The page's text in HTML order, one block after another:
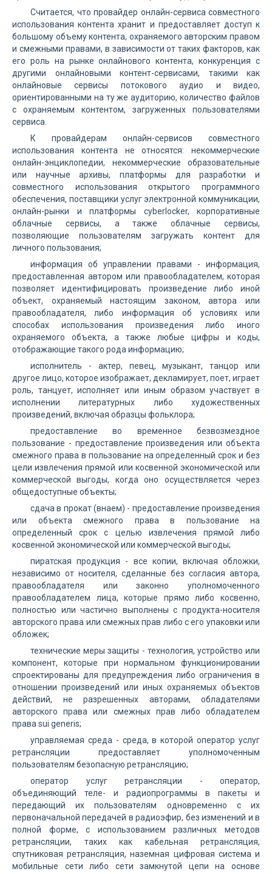
Считается, что провайдер онлайн-сервиса совместного
использования контента хранит и предоставляет доступ к
большому объему контента, охраняемого авторским правом
и смежными правами, в зависимости от таких факторов, как
его роль на рынке онлайнового контента, конкуренция с
другими онлайновыми контент-сервисами, такими как
онлайновые сервисы потокового аудио и видео,
ориентированными на ту же аудиторию, количество файлов
с охраняемым контентом, загруженных пользователями
сервиса.
К провайдерам онлайн-сервисов совместного
использования контента не относятся: некоммерческие
онлайн-энциклопедии, некоммерческие образовательные
или научные архивы, платформы для разработки и
совместного использования открытого программного
обеспечения, поставщики услуг электронной коммуникации,
онлайн-рынки и платформы cyberlocker, корпоративные
облачные сервисы, а также облачные сервисы,
позволяющие пользователям загружать контент для
личного пользования;
информация об управлении правами - информация,
предоставленная автором или правообладателем, которая
позволяет идентифицировать произведение либо иной
объект, охраняемый настоящим законом, автора или
правообладателя, либо информация об условиях или
способах использования произведения либо иного
охраняемого объекта, а также любые цифры и коды,
отображающие такого рода информацию;
исполнитель - актер, певец, музыкант, танцор или
другое лицо, которое изображает, декламирует, поет, играет
роль, танцует, исполняет или иным образом участвует в
исполнении литературных либо художественных
произведений, включая образцы фольклора;
предоставление во временное безвозмездное
пользование - предоставление произведения или объекта
смежного права в пользование на определенный срок и без
цели извлечения прямой или косвенной экономической или
коммерческой выгоды, когда оно осуществляется через
общедоступные объекты;
сдача в прокат (внаем) - предоставление произведения
или объекта смежного права в пользование на
определенный срок с целью извлечения прямой либо
косвенной экономической или коммерческой выгоды;
пиратская продукция - все копии, включая обложки,
независимо от носителя, сделанные без согласия автора,
правообладателя или законно уполномоченного
правообладателем лица, которые прямо либо косвенно,
полностью или частично выполнены с продукта-носителя
авторского права или смежных прав либо с его упаковки или
обложек;
технические меры защиты - технология, устройство или
компонент, которые при нормальном функционировании
спроектированы для предупреждения либо ограничения в
отношении произведений или иных охраняемых объектов
действий, не разрешенных авторами, обладателями
авторского права или смежных прав либо обладателем
права sui generis;
управляемая среда - среда, в которой оператор услуг
ретрансляции предоставляет уполномоченным
пользователям безопасную ретрансляцию;
оператор услуг ретрансляции - оператор,
объединяющий теле- и радиопрограммы в пакеты и
передающий их пользователям одновременно с их
первоначальной передачей в радиоэфир, без изменений и в
полной форме, с использованием различных методов
ретрансляции, таких как кабельная ретрансляция,
спутниковая ретрансляция, наземная цифровая система и
мобильные сети либо сети замкнутой цепи на основе